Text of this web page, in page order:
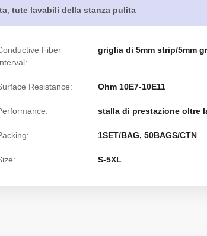
, tute lavabili della stanza pulita
Fiber
griglia di 5mm strip/5mm
Resistance: Ohm 10E7-10E11
stalla di prestazione oltre
1SET/BAG, 50BAGS/CTN
S-5XL